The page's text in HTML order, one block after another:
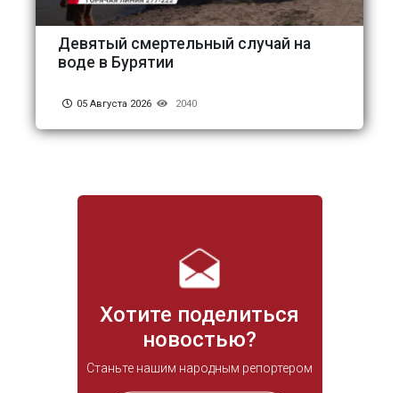
Хотите поделиться
новостью?
Станьте нашим народным репортером
Девятый смертельный случай на
воде в Бурятии
05 Августа 2026 2040